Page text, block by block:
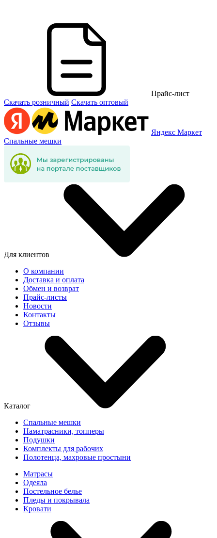
Прайс-лист
Скачать розничный Скачать оптовый
Яндекс Маркет
Спальные мешки
Для клиентов
О компании
Доставка и оплата
Обмен и возврат
Прайс-листы
Новости
Контакты
Отзывы
Каталог
Спальные мешки
Наматрасники, топперы
Подушки
Комплекты для рабочих
Полотенца, махровые простыни
Матрасы
Одеяла
Постельное белье
Пледы и покрывала
Кровати